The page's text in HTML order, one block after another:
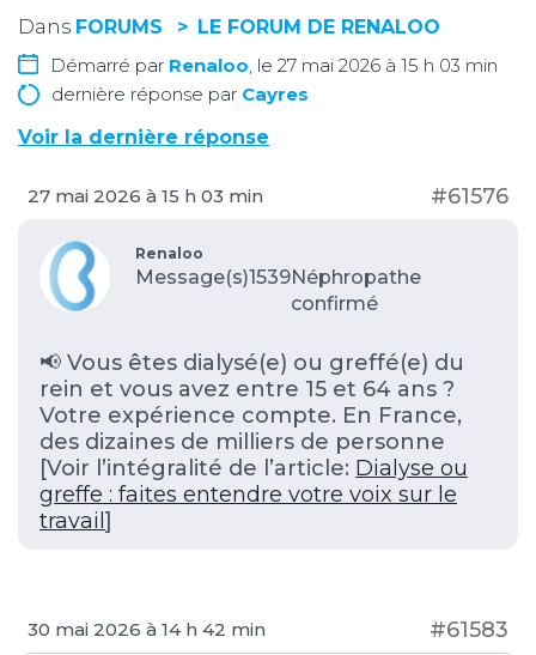
Dans FORUMS
LE FORUM DE RENALOO
Démarré par Renaloo , le 27 mai 2026 à 15 h 03 min
dernière réponse par Cayres
Voir la dernière réponse
27 mai 2026 à 15 h 03 min #61576
Renaloo
Message(s)1539Néphropathe
confirmé
📢 Vous êtes dialysé(e) ou greffé(e) du
rein et vous avez entre 15 et 64 ans ?
Votre expérience compte. En France,
des dizaines de milliers de personne
[Voir l’intégralité de l’article: Dialyse ou
greffe : faites entendre votre voix sur le
travail]
30 mai 2026 à 14 h 42 min #61583